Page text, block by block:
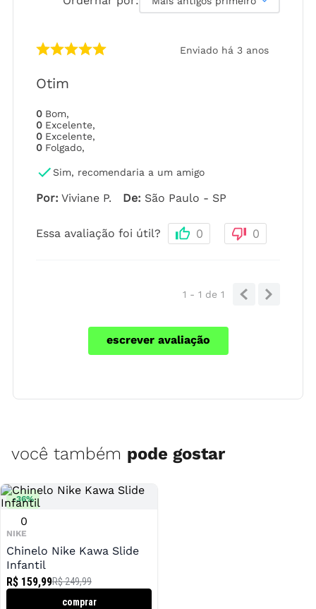
Enviado há 3 anos
Otim
0 Bom,
0 Excelente,
0 Excelente,
0 Folgado,
Sim, recomendaria a um amigo
Por: Viviane P. De: São Paulo - SP
Essa avaliação foi útil? 0 0
1 - 1 de 1
escrever avaliação
você também pode gostar
-36%
NIKE
0
Chinelo Nike Kawa Slide
Infantil
R$ 159,99R$ 249,99
comprar